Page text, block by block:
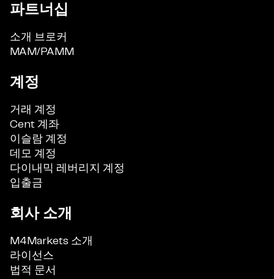
파트너십
소개 브로커
MAM/PAMM
계정
거래 계정
Cent 계좌
이슬람 계정
데모 계정
다이내믹 레버리지 계정
입출금
회사 소개
M4Markets 소개
라이선스
법적 문서